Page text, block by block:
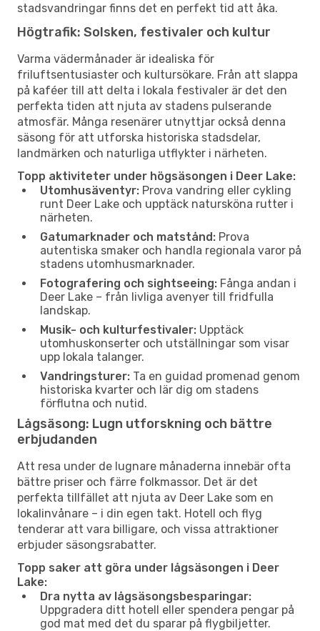
stadsvandringar finns det en perfekt tid att åka.
Högtrafik: Solsken, festivaler och kultur
Varma vädermånader är idealiska för
friluftsentusiaster och kultursökare. Från att slappa
på kaféer till att delta i lokala festivaler är det den
perfekta tiden att njuta av stadens pulserande
atmosfär. Många resenärer utnyttjar också denna
säsong för att utforska historiska stadsdelar,
landmärken och naturliga utflykter i närheten.
Topp aktiviteter under högsäsongen i Deer Lake:
Utomhusäventyr: Prova vandring eller cykling
runt Deer Lake och upptäck natursköna rutter i
närheten.
Gatumarknader och matstånd: Prova
autentiska smaker och handla regionala varor på
stadens utomhusmarknader.
Fotografering och sightseeing: Fånga andan i
Deer Lake – från livliga avenyer till fridfulla
landskap.
Musik- och kulturfestivaler: Upptäck
utomhuskonserter och utställningar som visar
upp lokala talanger.
Vandringsturer: Ta en guidad promenad genom
historiska kvarter och lär dig om stadens
förflutna och nutid.
Lågsäsong: Lugn utforskning och bättre
erbjudanden
Att resa under de lugnare månaderna innebär ofta
bättre priser och färre folkmassor. Det är det
perfekta tillfället att njuta av Deer Lake som en
lokalinvånare – i din egen takt. Hotell och flyg
tenderar att vara billigare, och vissa attraktioner
erbjuder säsongsrabatter.
Topp saker att göra under lågsäsongen i Deer
Lake:
Dra nytta av lågsäsongsbesparingar:
Uppgradera ditt hotell eller spendera pengar på
god mat med det du sparar på flygbiljetter.